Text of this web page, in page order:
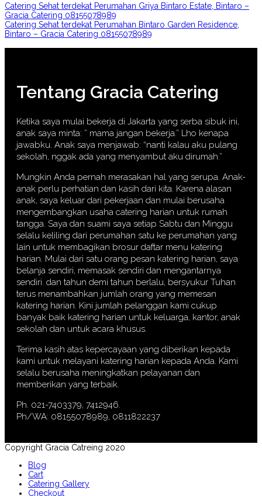
Catering Sehat terdekat Perumahan Griya Bintaro Estate, Bintaro –
Gracia Catering 08155078989
Catering Sehat terdekat Perumahan Bintaro Garden Residence,
Bintaro – Gracia Catering 08155078989
Tentang Gracia Catering
Ketika saya mulai bekerja di Jakarta yang serba sibuk ini,
anak saya minta: ” mama jangan bekerja.” Lho kenapa
jawabku. Anak saya menjawab: “nanti kalau aku pulang
sekolah, nggak ada yang menyambut aku dirumah.”
Mungkin Anda pernah merasakan hal yang serupa. Anak-
anak perlu perhatian dan kasih dari kita. Karena alasan
anak, saya keluar dari pekerjaan dan mulai berusaha
mengembangkan usaha catering harian untuk rumah
tangga. Saya dan suami saya setiap Sabtu dan Minggu
selalu keliling dari perumahan satu ke perumahan yang
lain untuk membagikan brosur daftar menu katering
harian. Mulai dari satu orang pesan katering harian, saya
belanja sendiri, memasak sendiri dan mengantarnya
sendiri. dan tahun demi tahun berlalu, bersyukur Tuhan
terus menambahkan jumlah orang yang memesan
katering harian. Kini jumlah pelanggan kami cukup
banyak baik katering harian untuk keluarga, kantor, anak
sekolah dan untuk acara khusus.
Terima kasih atas kepercayaan yang diberikan kepada
kami untuk melayani katering harian kepada Anda. Kami
selalu berusaha meningkatkan pelayanan dan
memberikan yang terbaik.
Ph. 021-7403379, 7412946.
Ph/WA: 08155078989, 0811822237
Copyright Gracia Catreing 2020
Blog
Cart
Catering Gallery
Checkout